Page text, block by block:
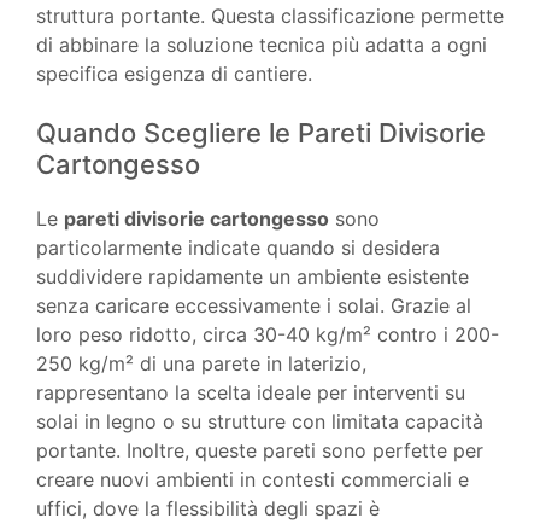
struttura portante. Questa classificazione permette
di abbinare la soluzione tecnica più adatta a ogni
specifica esigenza di cantiere.
Quando Scegliere le Pareti Divisorie
Cartongesso
Le pareti divisorie cartongesso sono
particolarmente indicate quando si desidera
suddividere rapidamente un ambiente esistente
senza caricare eccessivamente i solai. Grazie al
loro peso ridotto, circa 30-40 kg/m² contro i 200-
250 kg/m² di una parete in laterizio,
rappresentano la scelta ideale per interventi su
solai in legno o su strutture con limitata capacità
portante. Inoltre, queste pareti sono perfette per
creare nuovi ambienti in contesti commerciali e
uffici, dove la flessibilità degli spazi è